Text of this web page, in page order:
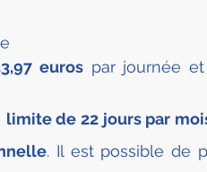
euros par journée
limite de 22 jours par
. Il est possible de